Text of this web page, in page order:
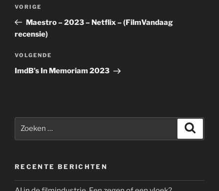
Vorig
bericht
VORIGE
Maestro – 2023 – Netflix – (FilmVandaag
recensie)
Volgend
bericht
VOLGENDE
ImdB’s In Memoriam 2023
RECENTE BERICHTEN